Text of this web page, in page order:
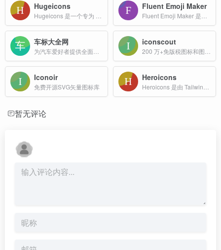
Hugeicons Fluent Emoji Maker
车标大全网 iconscout
Iconoir
免费开源SVG矢量图标库
Heroicons
暂无评论